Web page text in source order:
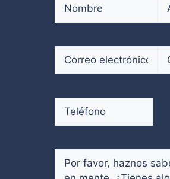
Correo
electrónico
(Obligatorio)
un
email
Teléfono
Comentarios (Obligatorio)